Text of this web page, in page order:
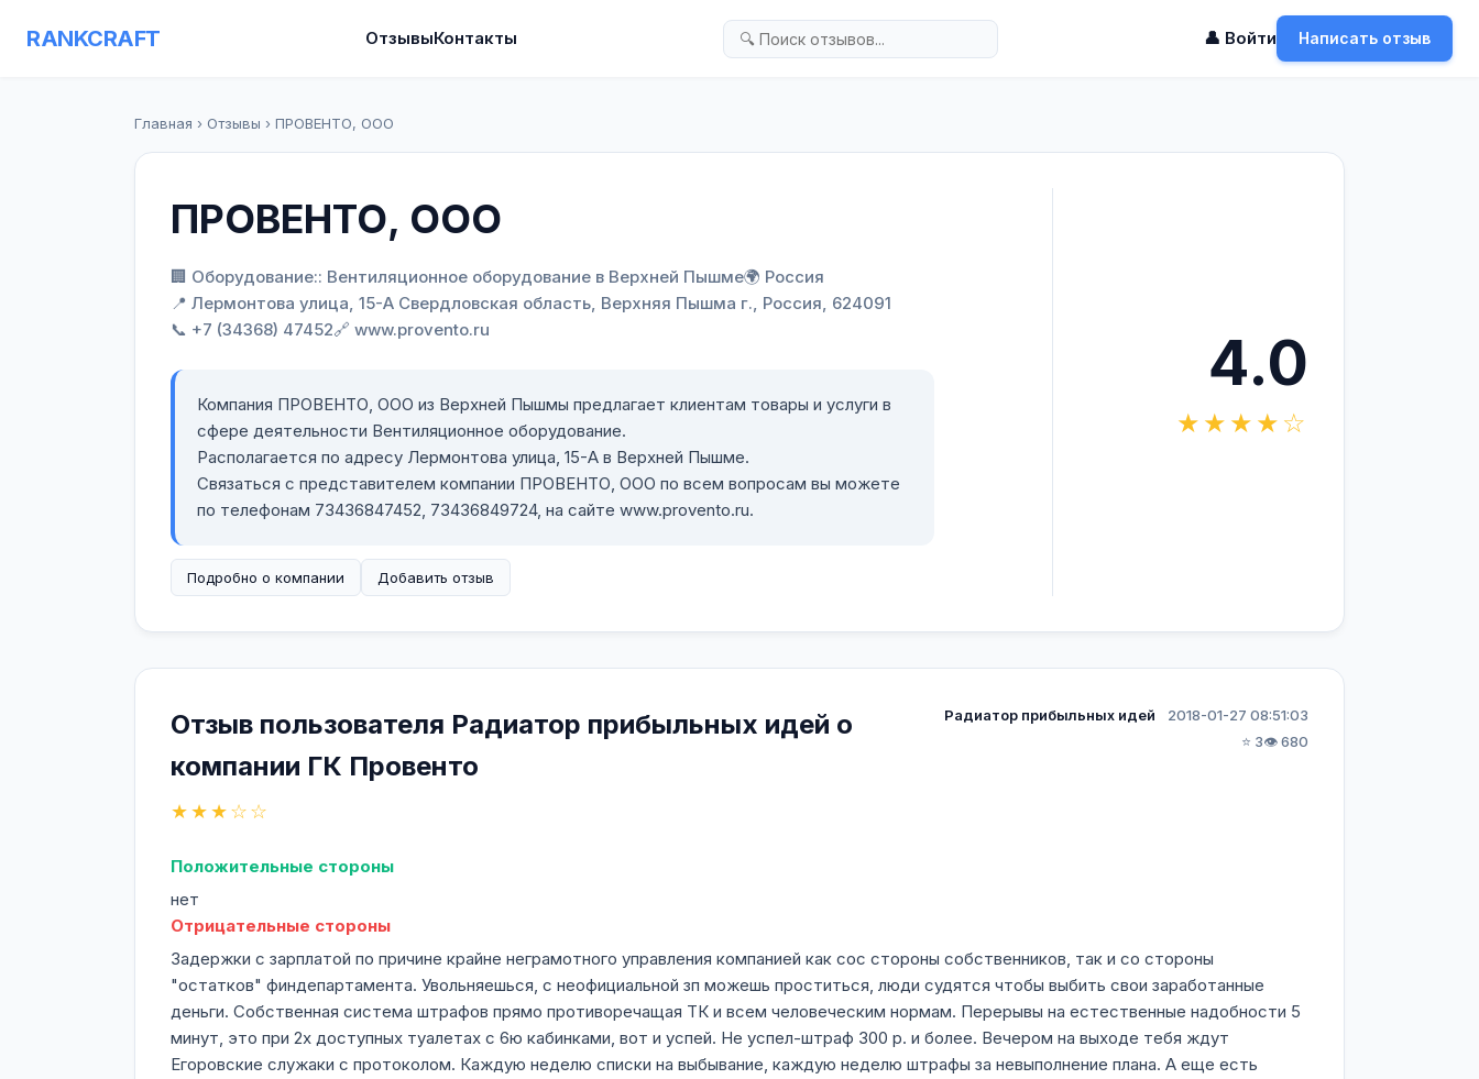
RANKCRAFT ОтзывыКонтакты 👤 Войти Написать отзыв
Главная › Отзывы › ПРОВЕНТО, ООО
ПРОВЕНТО, ООО
🏢 Оборудование:: Вентиляционное оборудование в Верхней Пышме🌍 Россия
📍 Лермонтова улица, 15-А Свердловская область, Верхняя Пышма г., Россия, 624091
📞 +7 (34368) 47452🔗 www.provento.ru
Компания ПРОВЕНТО, ООО из Верхней Пышмы предлагает клиентам товары и услуги в
сфере деятельности Вентиляционное оборудование.
Располагается по адресу Лермонтова улица, 15-А в Верхней Пышме.
Связаться с представителем компании ПРОВЕНТО, ООО по всем вопросам вы можете
по телефонам 73436847452, 73436849724, на сайте www.provento.ru.
Подробно о компании Добавить отзыв
4.0
★★★★☆
Отзыв пользователя Радиатор прибыльных идей о
компании ГК Провенто
★★★☆☆
Радиатор прибыльных идей
2018-01-27 08:51:03
⭐ 3👁️ 680
Положительные стороны
нет
Отрицательные стороны
Задержки с зарплатой по причине крайне неграмотного управления компанией как сос стороны собственников, так и со стороны
"остатков" финдепартамента. Увольняешься, с неофициальной зп можешь проститься, люди судятся чтобы выбить свои заработанные
деньги. Собственная система штрафов прямо противоречащая ТК и всем человеческим нормам. Перерывы на естественные надобности 5
минут, это при 2х доступных туалетах с 6ю кабинками, вот и успей. Не успел-штраф 300 р. и более. Вечером на выходе тебя ждут
Егоровские служаки с протоколом. Каждую неделю списки на выбывание, каждую неделю штрафы за невыполнение плана. А еще есть